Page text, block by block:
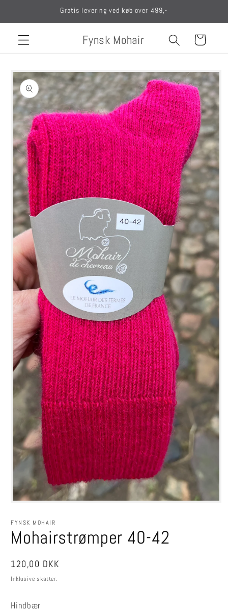
Gratis levering ved køb over 499,-
Fynsk Mohair Indkøbskurv
til
1
modus
FYNSK MOHAIR
Mohairstrømper 40-42
Normalpris
120,00 DKK
Inklusive skatter.
Hindbær